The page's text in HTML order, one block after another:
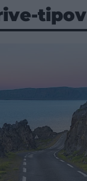
tipov